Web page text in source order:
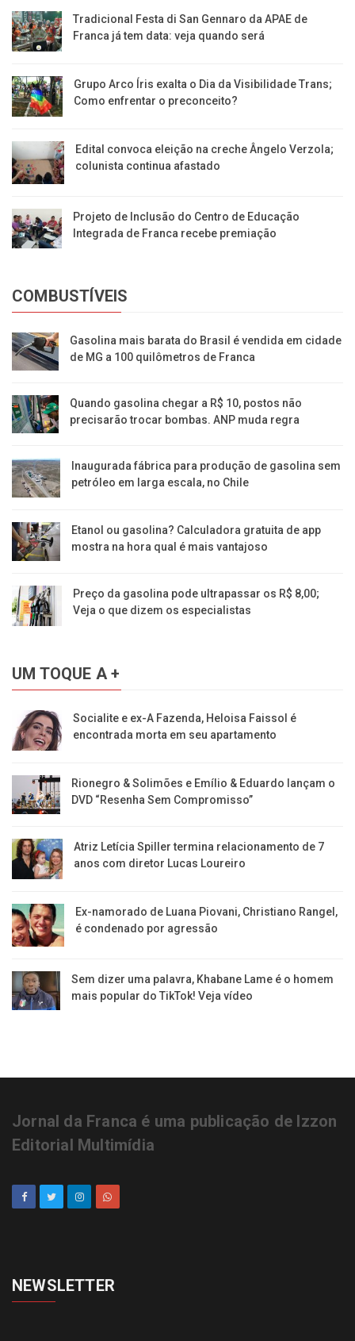
Tradicional Festa di San Gennaro da APAE de
Franca já tem data: veja quando será
Grupo Arco Íris exalta o Dia da Visibilidade Trans;
Como enfrentar o preconceito?
Edital convoca eleição na creche Ângelo Verzola;
colunista continua afastado
Projeto de Inclusão do Centro de Educação
Integrada de Franca recebe premiação
COMBUSTÍVEIS
Gasolina mais barata do Brasil é vendida em cidade
de MG a 100 quilômetros de Franca
Quando gasolina chegar a R$ 10, postos não
precisarão trocar bombas. ANP muda regra
Inaugurada fábrica para produção de gasolina sem
petróleo em larga escala, no Chile
Etanol ou gasolina? Calculadora gratuita de app
mostra na hora qual é mais vantajoso
Preço da gasolina pode ultrapassar os R$ 8,00;
Veja o que dizem os especialistas
UM TOQUE A +
Socialite e ex-A Fazenda, Heloisa Faissol é
encontrada morta em seu apartamento
Rionegro & Solimões e Emílio & Eduardo lançam o
DVD “Resenha Sem Compromisso”
Atriz Letícia Spiller termina relacionamento de 7
anos com diretor Lucas Loureiro
Ex-namorado de Luana Piovani, Christiano Rangel,
é condenado por agressão
Sem dizer uma palavra, Khabane Lame é o homem
mais popular do TikTok! Veja vídeo
Jornal da Franca é uma publicação de Izzon
Editorial Multimídia
NEWSLETTER